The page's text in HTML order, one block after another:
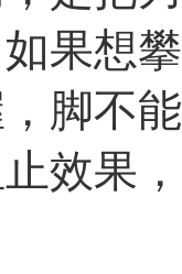
果想
脚不
效果